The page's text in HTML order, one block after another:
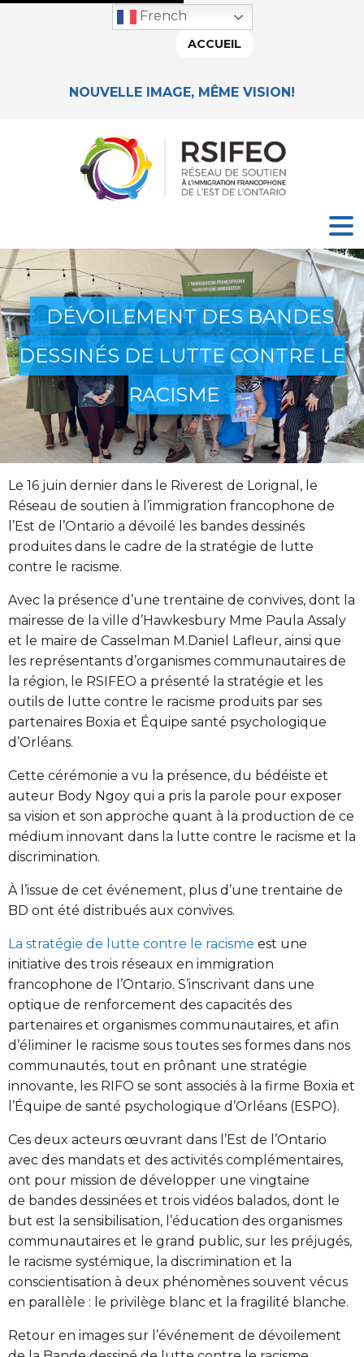
NOUVELLE IMAGE, MÊME VISION!
French
ACCUEIL
DÉVOILEMENT DES BANDES
DESSINÉS DE LUTTE CONTRE LE
RACISME
Le 16 juin dernier dans le Riverest de Lorignal, le
Réseau de soutien à l’immigration francophone de
l’Est de l’Ontario a dévoilé les bandes dessinés
produites dans le cadre de la stratégie de lutte
contre le racisme.
Avec la présence d’une trentaine de convives, dont la
mairesse de la ville d’Hawkesbury Mme Paula Assaly
et le maire de Casselman M.Daniel Lafleur, ainsi que
les représentants d’organismes communautaires de
la région, le RSIFEO a présenté la stratégie et les
outils de lutte contre le racisme produits par ses
partenaires Boxia et Équipe santé psychologique
d’Orléans.
Cette cérémonie a vu la présence, du bédéiste et
auteur Body Ngoy qui a pris la parole pour exposer
sa vision et son approche quant à la production de ce
médium innovant dans la lutte contre le racisme et la
discrimination.
À l’issue de cet événement, plus d’une trentaine de
BD ont été distribués aux convives.
La stratégie de lutte contre le racisme est une
initiative des trois réseaux en immigration
francophone de l’Ontario. S’inscrivant dans une
optique de renforcement des capacités des
partenaires et organismes communautaires, et afin
d’éliminer le racisme sous toutes ses formes dans nos
communautés, tout en prônant une stratégie
innovante, les RIFO se sont associés à la firme Boxia et
l’Équipe de santé psychologique d’Orléans (ESPO).
Ces deux acteurs œuvrant dans l’Est de l’Ontario
avec des mandats et des activités complémentaires,
ont pour mission de développer une vingtaine
de bandes dessinées et trois vidéos balados, dont le
but est la sensibilisation, l’éducation des organismes
communautaires et le grand public, sur les préjugés,
le racisme systémique, la discrimination et la
conscientisation à deux phénomènes souvent vécus
en parallèle : le privilège blanc et la fragilité blanche.
Retour en images sur l’événement de dévoilement